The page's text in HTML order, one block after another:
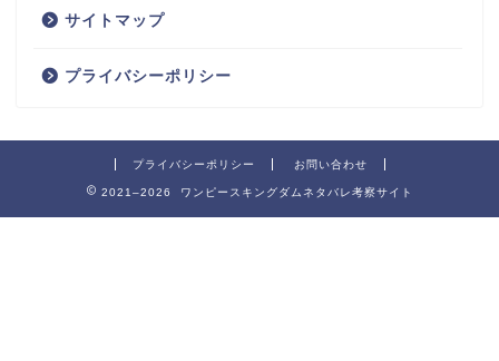
サイトマップ
プライバシーポリシー
プライバシーポリシー お問い合わせ
2021–2026 ワンピースキングダムネタバレ考察サイト